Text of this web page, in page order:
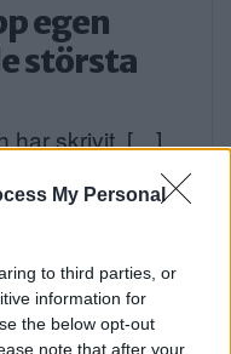
My Personal
to third parties, or
information for
the below opt-out
note that after your
egen
största
har skrivit, […]
Publicerad 16:16, 5 augusti 2026
och barn
personer som